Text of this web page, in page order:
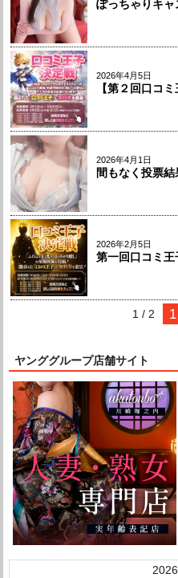
ぽっちゃりキ
2026年4月5日
【第２回口コ
2026年4月1日
間もなく投票結
2026年2月5日
第一回口コミ王
1 / 2 1
ヤンググループ店舗サイト